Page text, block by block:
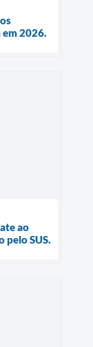
2026.
ao
pelo SUS.